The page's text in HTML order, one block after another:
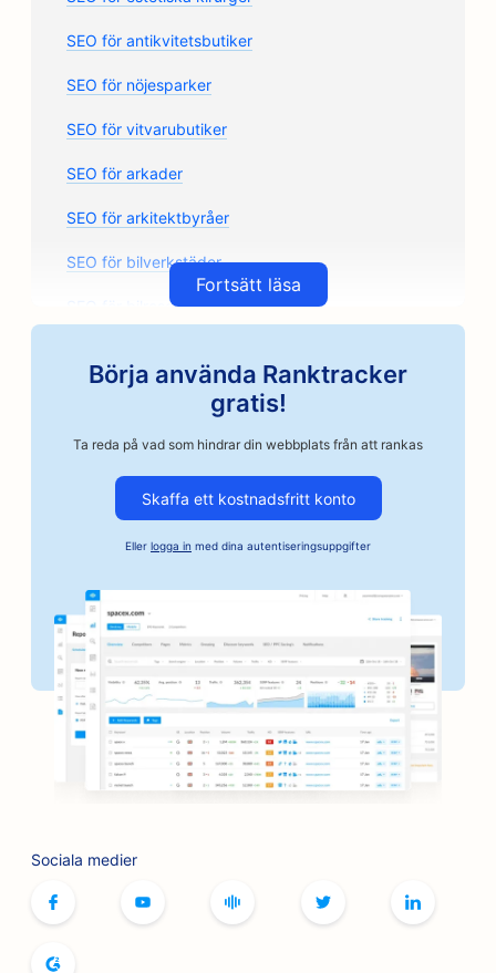
SEO för antikvitetsbutiker
SEO för nöjesparker
SEO för vitvarubutiker
SEO för arkader
SEO för arkitektbyråer
SEO för bilverkstäder
SEO för bilreservdelsbutiker
SEO för bilverkstäder
SEO för Artisan Coffee Roasters
SEO för borgenstjänster
SEO för frisersalonger
SEO för banker
SEO för bokhandlare
SEO för BBQ-skivor
SEO för brädspelscaféer
SEO för brödbagerier
Fortsätt läsa
Börja använda Ranktracker
gratis!
Ta reda på vad som hindrar din webbplats från att rankas
Skaffa ett kostnadsfritt konto
Eller logga in med dina autentiseringsuppgifter
Sociala medier